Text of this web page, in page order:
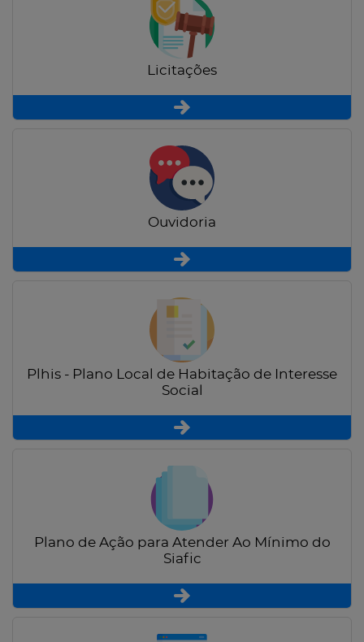
Licitações
Ouvidoria
Plhis - Plano Local de Habitação de Interesse
Social
Plano de Ação para Atender Ao Mínimo do
Siafic